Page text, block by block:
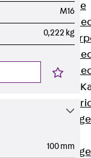
Kanalsysteme
Estrichbündige
M16
0,222 kg
100 mm